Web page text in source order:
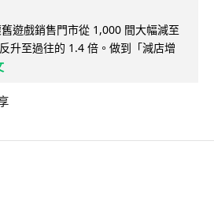
遊戲銷售門市從 1,000 間大幅減至
升至過往的 1.4 倍。做到「減店增